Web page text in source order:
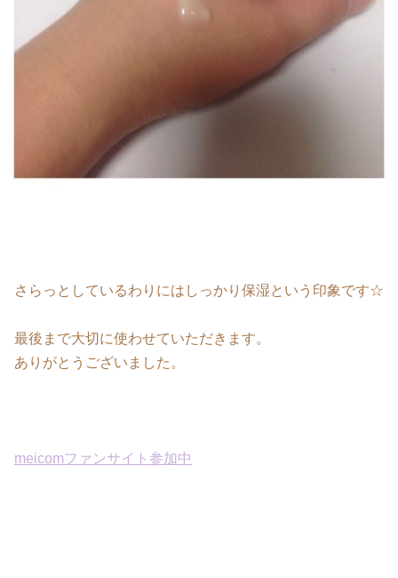
さらっとしているわりにはしっかり保湿という印象です☆
最後まで大切に使わせていただきます。
ありがとうございました。
meicomファンサイト参加中